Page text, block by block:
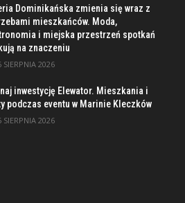
Dominikańska zmienia się wraz z
mieszkańców. Moda,
i miejska przestrzeń spotkań
na znaczeniu
SIERPNIA 2026
inwestycję Elewator. Mieszkania i
podczas eventu w Marinie Kleczków
SIERPNIA 2026